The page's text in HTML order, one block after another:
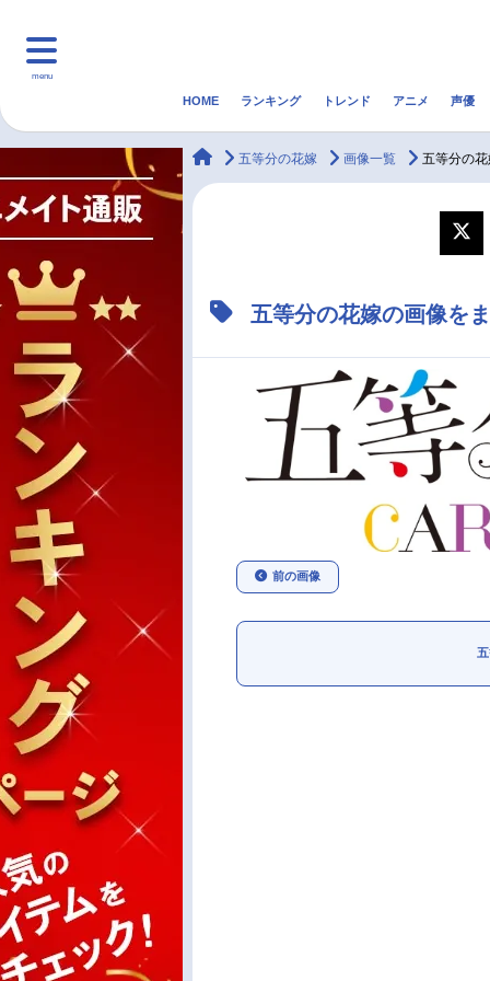
menu
マンガ・ラノベ 音楽
アニメ記事一覧
声優記事一覧
HOME ランキング トレンド アニメ 声優
animateTimes
五等分の花嫁 画像一覧 五等分の
五等分の花嫁の画像を
前の画像